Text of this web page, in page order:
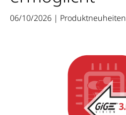
06/10/2026 | Produktneuheiten